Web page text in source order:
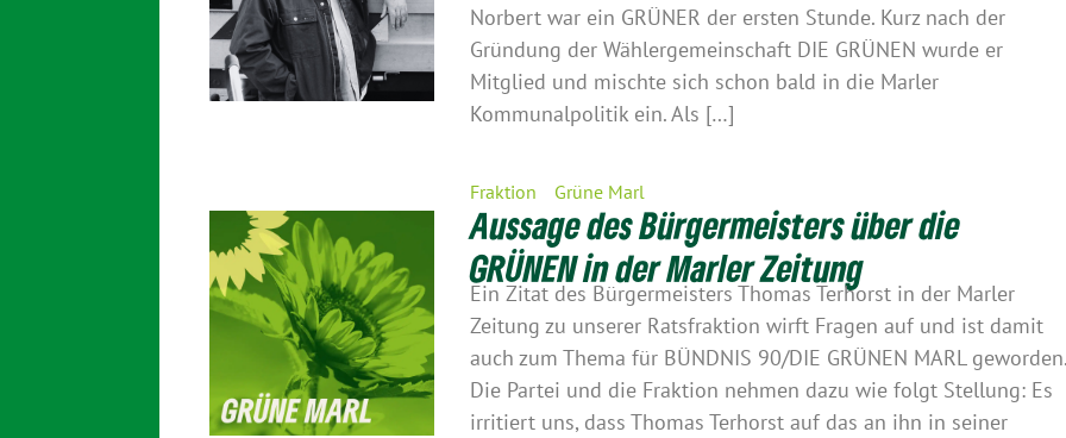
Norbert war ein GRÜNER der ersten Stunde. Kurz nach der
Gründung der Wählergemeinschaft DIE GRÜNEN wurde er
Mitglied und mischte sich schon bald in die Marler
Kommunalpolitik ein. Als […]
Fraktion Grüne Marl
Aussage des Bürgermeisters über die
GRÜNEN in der Marler Zeitung
Ein Zitat des Bürgermeisters Thomas Terhorst in der Marler
Zeitung zu unserer Ratsfraktion wirft Fragen auf und ist damit
auch zum Thema für BÜNDNIS 90/DIE GRÜNEN MARL
Die Partei und die Fraktion nehmen dazu wie folgt Stellung: Es
irritiert uns, dass Thomas Terhorst auf das an ihn in seiner